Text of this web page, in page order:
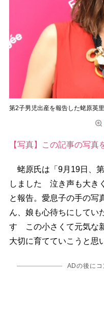
第2子男児出産を報告した蛯原英
【写真】この記事の写真
蛯原氏は「9月19日、
しました 泣き声も大き
と報告。愛息子の手の写
ん、娘も心待ちにしてい
す この小さくて元気な
大切に育てていこうと思
ADの後に